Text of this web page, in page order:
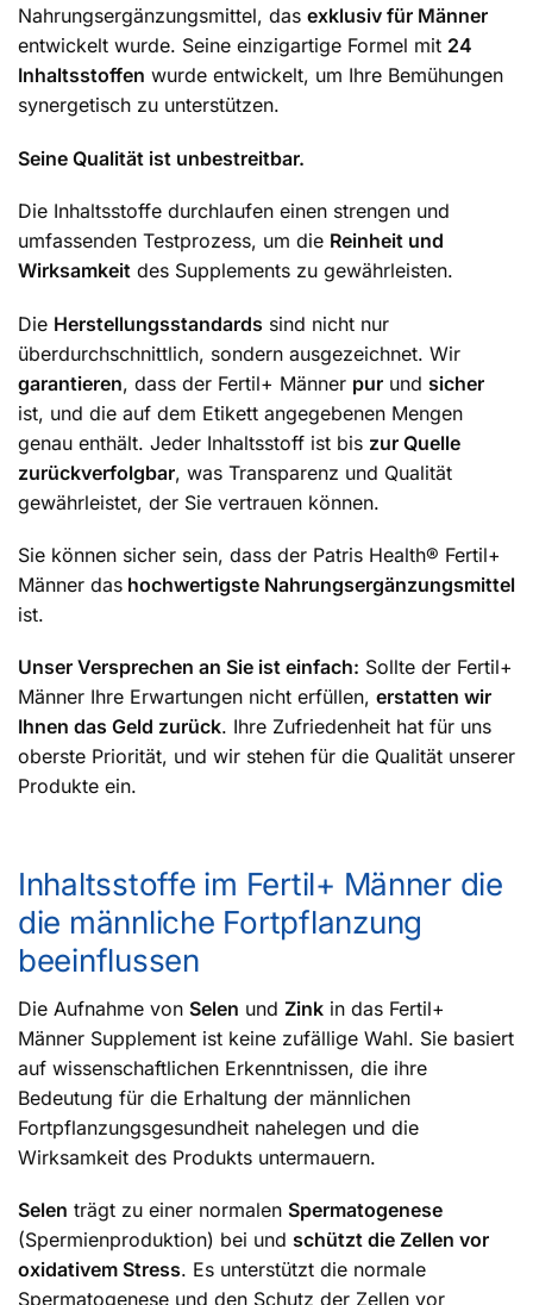
Nahrungsergänzungsmittel, das exklusiv für Männer
entwickelt wurde. Seine einzigartige Formel mit 24
Inhaltsstoffen wurde entwickelt, um Ihre Bemühungen
synergetisch zu unterstützen.
Seine Qualität ist unbestreitbar.
Die Inhaltsstoffe durchlaufen einen strengen und
umfassenden Testprozess, um die Reinheit und
Wirksamkeit des Supplements zu gewährleisten.
Die Herstellungsstandards sind nicht nur
überdurchschnittlich, sondern ausgezeichnet. Wir
garantieren, dass der Fertil+ Männer pur und sicher
ist, und die auf dem Etikett angegebenen Mengen
genau enthält. Jeder Inhaltsstoff ist bis zur Quelle
zurückverfolgbar, was Transparenz und Qualität
gewährleistet, der Sie vertrauen können.
Sie können sicher sein, dass der Patris Health® Fertil+
Männer das hochwertigste Nahrungsergänzungsmittel
ist.
Unser Versprechen an Sie ist einfach: Sollte der Fertil+
Männer Ihre Erwartungen nicht erfüllen, erstatten wir
Ihnen das Geld zurück. Ihre Zufriedenheit hat für uns
oberste Priorität, und wir stehen für die Qualität unserer
Produkte ein.
Inhaltsstoffe im Fertil+ Männer die
die männliche Fortpflanzung
beeinflussen
Die Aufnahme von Selen und Zink in das Fertil+
Männer Supplement ist keine zufällige Wahl. Sie basiert
auf wissenschaftlichen Erkenntnissen, die ihre
Bedeutung für die Erhaltung der männlichen
Fortpflanzungsgesundheit nahelegen und die
Wirksamkeit des Produkts untermauern.
Selen trägt zu einer normalen Spermatogenese
(Spermienproduktion) bei und schützt die Zellen vor
oxidativem Stress. Es unterstützt die normale
Spermatogenese und den Schutz der Zellen vor